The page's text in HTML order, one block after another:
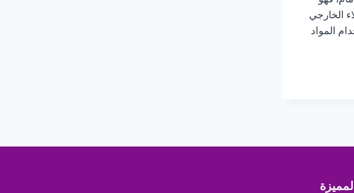
الخارجي
المواد